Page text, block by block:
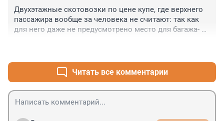
Двухэтажные скотовозки по цене купе, где верхнего
пассажира вообще за человека не считают: так как
для него даже не предусмотрено место для багажа-
Читать все комментарии